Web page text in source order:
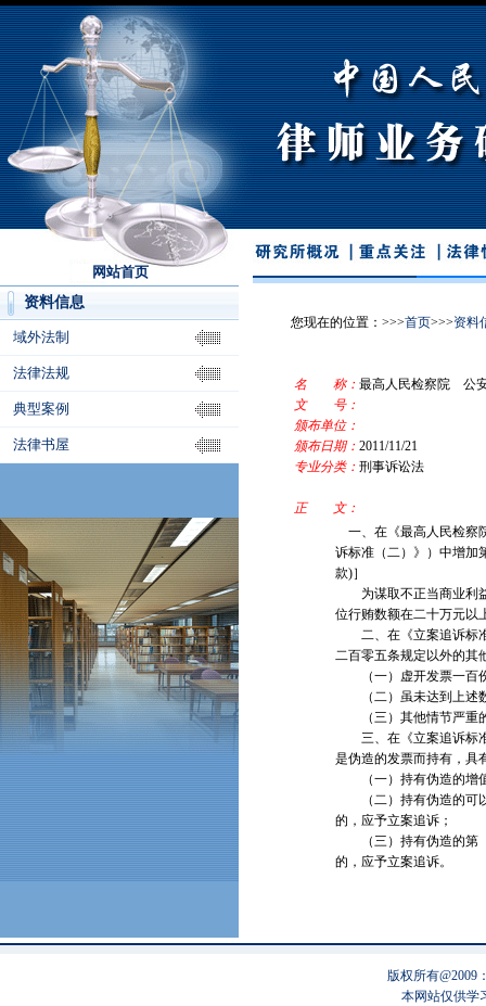
网站首页
资料信息
域外法制
法律法规
典型案例
法律书屋
您现在的位置：>>>首页>>>资料
名 称： 最高人民检察院 公
文 号：
颁布单位：
颁布日期： 2011/11/21
专业分类： 刑事诉讼法
正 文：
一、在《最高人民检察
诉标准（二）》）中增加
款)］
为谋取不正当商业利益
位行贿数额在二十万元以
二、在《立案追诉标准
二百零五条规定以外的其
（一）虚开发票一百份
（二）虽未达到上述数
（三）其他情节严重
三、在《立案追诉标准
是伪造的发票而持有，具
（一）持有伪造的增值
（二）持有伪造的可以
的，应予立案追诉；
（三）持有伪造的第（
的，应予立案追诉。
版权所有@2009
本网站仅供学